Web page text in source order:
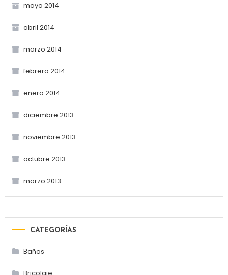
mayo 2014
abril 2014
marzo 2014
febrero 2014
enero 2014
diciembre 2013
noviembre 2013
octubre 2013
marzo 2013
CATEGORÍAS
Baños